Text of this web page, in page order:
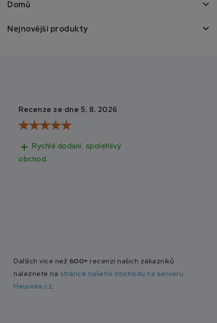
Domů
Nejnovější produkty
Recenze ze dne 5. 8. 2026
add Rychlé dodání, spolehlivý
obchod.
Dalších více než 600+ recenzí našich zákazníků
naleznete na stránce našeho obchodu na serveru
Heureka.cz.